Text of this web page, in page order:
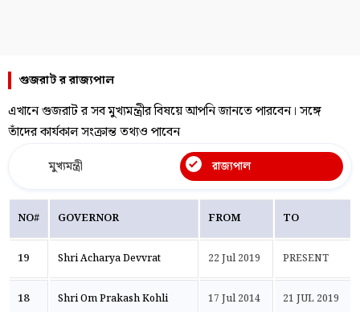
গুজরাট র রাজ্যপাল
এখানে গুজরাট র সব মুখ্যমন্ত্রীর বিষয়ে আপনি জানতে পারবেন। সঙ্গে
তাঁদের কার্যকাল সংক্রান্ত তথ্যও পাবেন
মুখ্যমন্ত্রী রাজ্যপাল
NO# GOVERNOR FROM TO
19 Shri Acharya Devvrat 22 Jul 2019 PRESENT
18 Shri Om Prakash Kohli 17 Jul 2014 21 JUL 2019